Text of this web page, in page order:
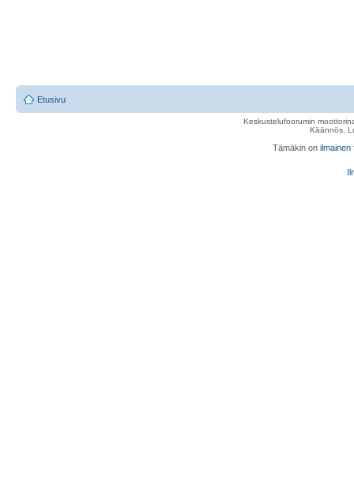
Etusivu
Keskustelufoorumin
Käännös,
Tämäkin on ilmainen